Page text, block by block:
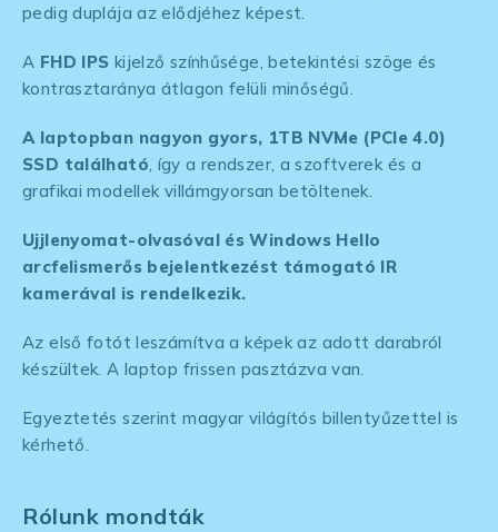
pedig duplája az elődjéhez képest.
A FHD IPS kijelző színhűsége, betekintési szöge és
kontrasztaránya átlagon felüli minőségű.
A laptopban nagyon gyors, 1TB NVMe (PCIe 4.0)
SSD található , így a rendszer, a szoftverek és a
grafikai modellek villámgyorsan betöltenek.
Ujjlenyomat-olvasóval és Windows Hello
arcfelismerős bejelentkezést támogató IR
kamerával is rendelkezik.
Az első fotót leszámítva a képek az adott darabról
készültek. A laptop frissen pasztázva van.
Egyeztetés szerint magyar világítós billentyűzettel is
kérhető.
Rólunk mondták